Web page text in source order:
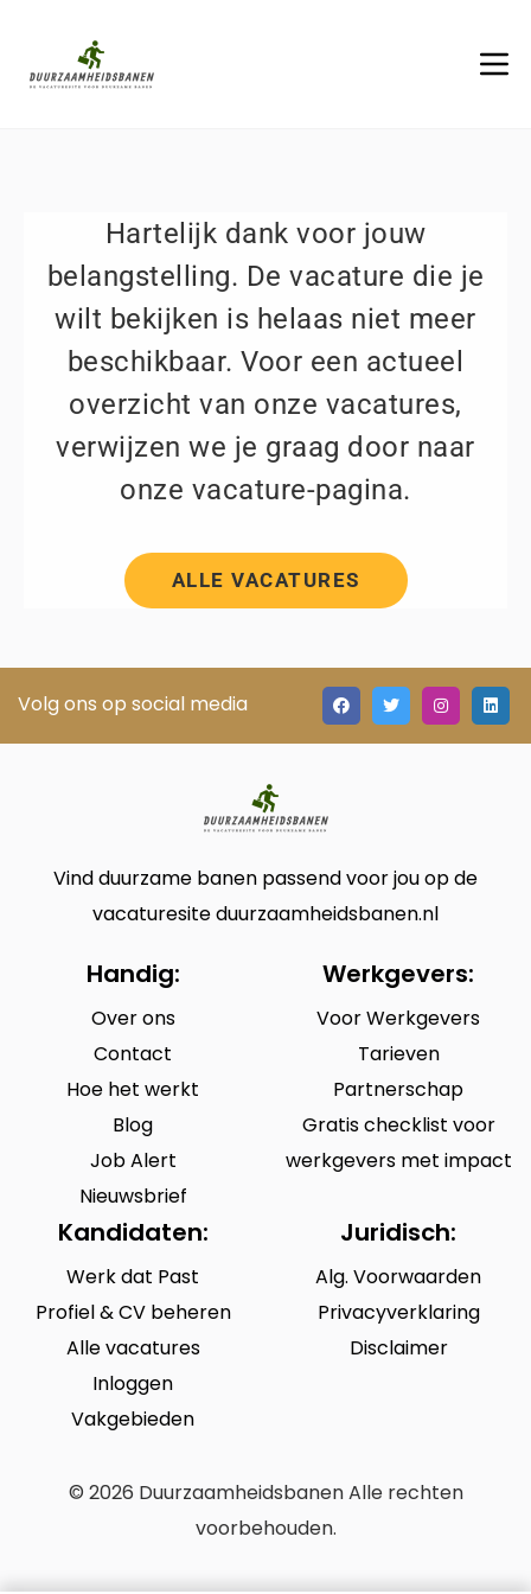
Hartelijk dank voor jouw
belangstelling. De vacature die je
wilt bekijken is helaas niet meer
beschikbaar. Voor een actueel
overzicht van onze vacatures,
verwijzen we je graag door naar
onze vacature-pagina.
ALLE VACATURES
Volg ons op social media
Vind duurzame banen passend voor jou op de
vacaturesite duurzaamheidsbanen.nl
Handig:
Over ons
Contact
Hoe het werkt
Blog
Job Alert
Nieuwsbrief
Werkgevers:
Voor Werkgevers
Tarieven
Partnerschap
Gratis checklist voor
werkgevers met impact
Kandidaten:
Werk dat Past
Profiel & CV beheren
Alle vacatures
Inloggen
Vakgebieden
Juridisch:
Alg. Voorwaarden
Privacyverklaring
Disclaimer
© 2026 Duurzaamheidsbanen Alle rechten
voorbehouden.